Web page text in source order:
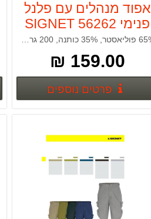
אפוד מנהלים עם פלנל
פנימי SIGNET 56262
65% פוליאסטר, 35% כותנה, 200 גרם , מרופק מיקרו פליז. קיים בצבע כחול ושחור.
159.00 ₪
פרטים נוספים